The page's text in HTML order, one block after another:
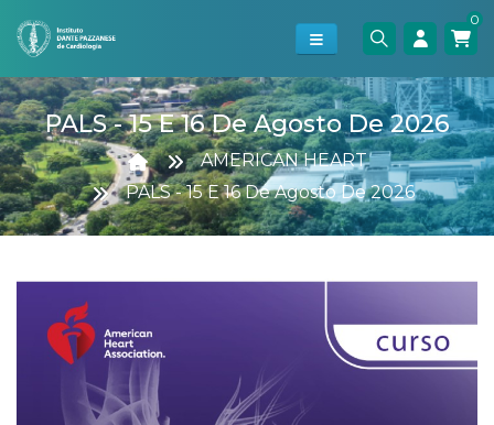
0
PALS - 15 E 16 De Agosto De 2026
AMERICAN HEART
PALS - 15 E 16 De Agosto De 2026